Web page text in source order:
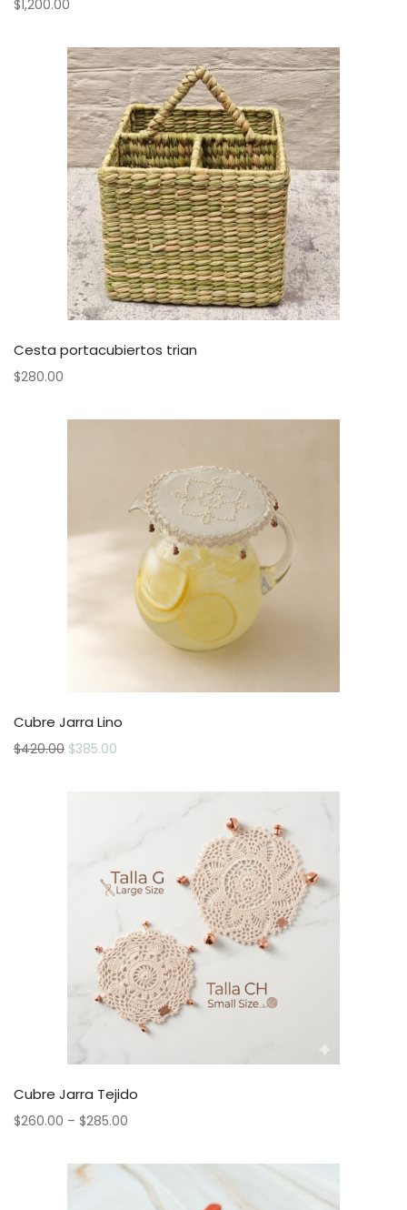
$1,200.00
Cesta portacubiertos trian
$280.00
Cubre Jarra Lino
$420.00 $385.00
Cubre Jarra Tejido
$260.00 – $285.00